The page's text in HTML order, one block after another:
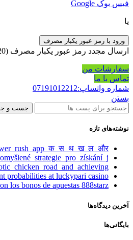
فیس بوک Google
یا
ورود با رمز عبور یکبار مصرف
ارسال مجدد رمز عبور یکبار مصرف (00:
سفارشات من
تماس با ما
شماره واتساپ:07191012212
بستن
جست و
نوشته‌های تازه
probabilities at luckypari casino
los bonos de apuestas 888starz
آخرین دیدگاه‌ها
بایگانی‌ها